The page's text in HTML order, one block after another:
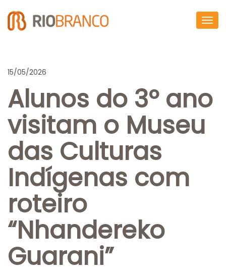
15/05/2026
Alunos do 3º ano
visitam o Museu
das Culturas
Indígenas com
roteiro
“Nhandereko
Guarani”